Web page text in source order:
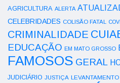
AGRICULTURA ALERTA
CELEBRIDADES COLISÃO FATAL
CRIMINALIDADE
EDUCAÇÃO EM MATO GROSSO
FAMOSOS GERAL
JUDICIÁRIO JUSTIÇA LEVANTAMENTO